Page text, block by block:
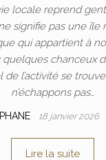
locale reprend
signifie pas une île
qui appartient à
quelques chanceux
de l’activité se
n’échappons pas…
18 janvier 2026
Lire la suite